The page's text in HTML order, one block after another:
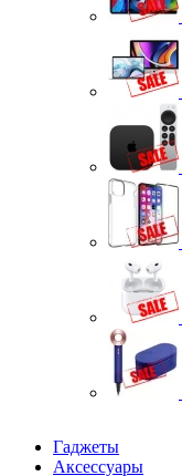
Гаджеты
Аксессуары